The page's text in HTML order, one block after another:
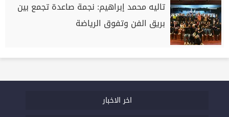
تاليه محمد إبراهيم: نجمة صاعدة تجمع بين
بريق الفن وتفوق الرياضة
اخر الاخبار